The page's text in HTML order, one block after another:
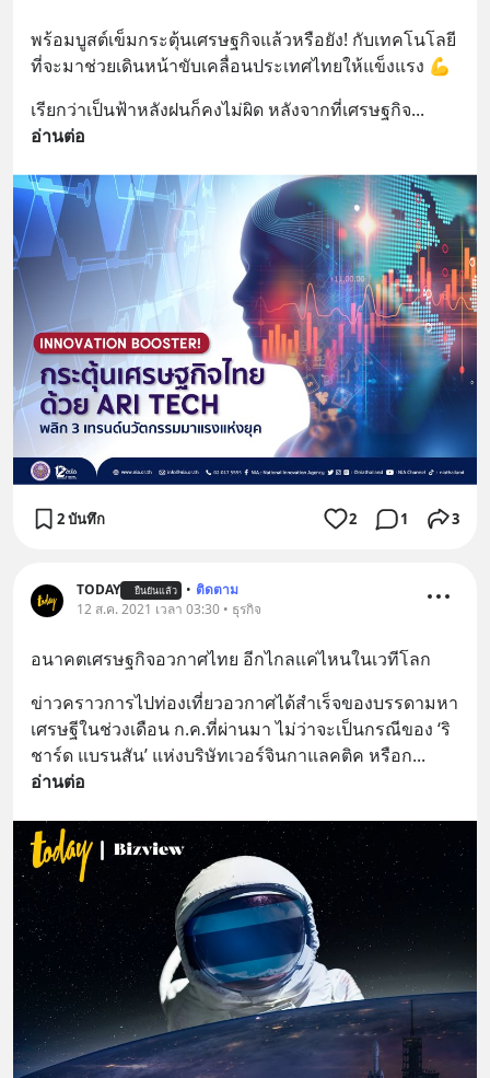
พร้อมบูสต์เข็มกระตุ้นเศรษฐกิจแล้วหรือยัง! กับเทคโนโลยี
ที่จะมาช่วยเดินหน้าขับเคลื่อนประเทศไทยให้แข็งแรง 💪
เรียกว่าเป็นฟ้าหลังฝนก็คงไม่ผิด หลังจากที่เศรษฐกิจ
อ่านต่อ
2 บันทึก 2 1 3
TODAY ยืนยันแล้ว • ติดตาม
12 ส.ค. 2021 เวลา 03:30 • ธุรกิจ
อนาคตเศรษฐกิจอวกาศไทย อีกไกลแค่ไหนในเวทีโลก
ข่าวคราวการไปท่องเที่ยวอวกาศได้สำเร็จของบรรดามหา
เศรษฐีในช่วงเดือน ก.ค.ที่ผ่านมา ไม่ว่าจะเป็นกรณีของ ‘ริ
ชาร์ด แบรนสัน’ แห่งบริษัทเวอร์จินกาแลคติค หรือก
อ่านต่อ